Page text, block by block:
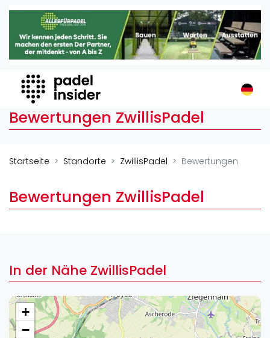
Padel Insider
Home
Organisationen
Buchungssysteme
Padel-Shops
Padelplatzbauer
Veranstaltungen
Ranking
Männer
Frauen
Bewertungen ZwillisPadel
Startseite Standorte ZwillisPadel Bewertungen
Bewertungen ZwillisPadel
In der Nähe ZwillisPadel
+
−